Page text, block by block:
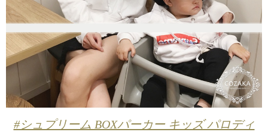
#シュプリーム BOXパーカー キッズ パロディ